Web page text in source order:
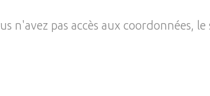
n'avez pas accès aux coordonnées,